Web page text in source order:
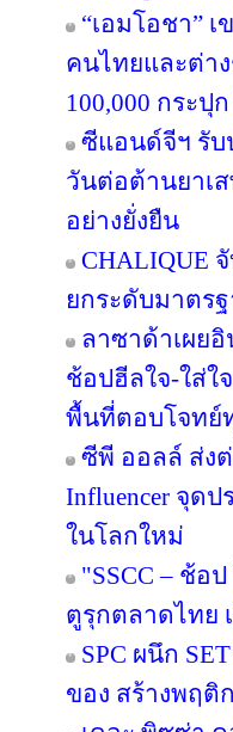
“เอมโอชา”
คนไทยและต่า
100,000 กระปุ
ซีแอนด์จีฯ รับ
วันต่อต้านยาเ
อย่างยั่งยืน
CHALIQUE
ยกระดับมาตร
ลาซาด้าเผย
ช้อปฮีลใจ-ใส่
พื้นที่ตอบโจทย์
ซีพี ออลล์ ส่ง
Influencer จุด
ในโลกใหม่
"SSCC – ช้อ
ตูรุกตลาดไทย
SPC ผนึก
ของ สร้างพฤติ